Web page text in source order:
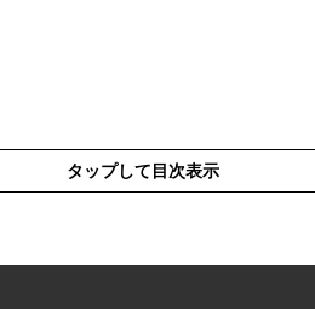
タップして目次表示